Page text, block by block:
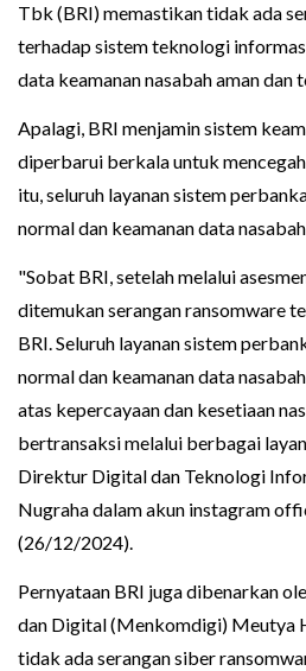
Tbk (BRI) memastikan tidak ada
terhadap sistem teknologi
data keamanan nasabah aman dan
Apalagi, BRI menjamin sistem
diperbarui berkala untuk
itu, seluruh layanan sistem
normal dan keamanan data
"Sobat BRI, setelah melalui
ditemukan serangan ransomware
BRI. Seluruh layanan sistem
normal dan keamanan data
atas kepercayaan dan kesetiaan
bertransaksi melalui berbagai
Direktur Digital dan Teknologi
Nugraha dalam akun instagram
(26/12/2024).
Pernyataan BRI juga dibenarkan
dan Digital (Menkomdigi) Meutya
tidak ada serangan siber